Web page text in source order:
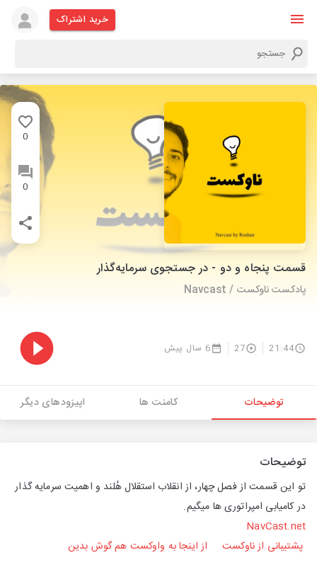
خرید اشتراک
0
0
قسمت پنجاه و دو - در جستجوی سرمایه‌گذار
پادکست ناوکست / Navcast
21:44
27 6 سال پیش
توضیحات کامنت ها اپیزودهای دیگر
توضیحات
تو این قسمت از فصل چهار، از انقلاب استقلال هُلند و اهمیت سرمایه گذار
در کامیابی امپراتوری ها میگیم.
NavCast.net
پشتیبانی از ناوکست
از اینجا به واوکست هم گوش بدین